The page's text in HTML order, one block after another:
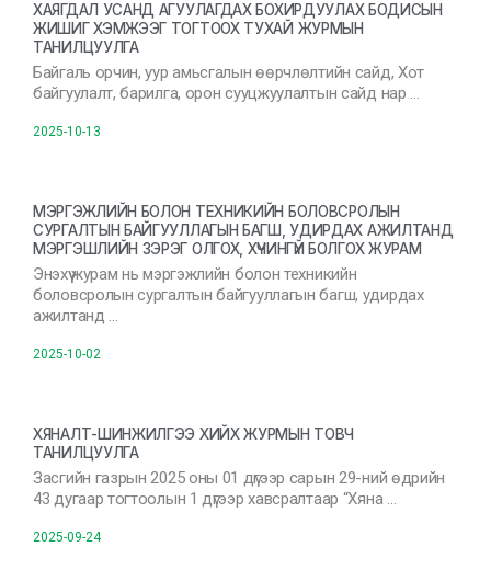
ХАЯГДАЛ УСАНД АГУУЛАГДАХ БОХИРДУУЛАХ БОДИСЫН
ЖИШИГ ХЭМЖЭЭГ ТОГТООХ ТУХАЙ ЖУРМЫН
ТАНИЛЦУУЛГА
Байгаль орчин, уур амьсгалын өөрчлөлтийн сайд, Хот
байгуулалт, барилга, орон сууцжуулалтын сайд нар …
2025-10-13
МЭРГЭЖЛИЙН БОЛОН ТЕХНИКИЙН БОЛОВСРОЛЫН
СУРГАЛТЫН БАЙГУУЛЛАГЫН БАГШ, УДИРДАХ АЖИЛТАНД
МЭРГЭШЛИЙН ЗЭРЭГ ОЛГОХ, ХҮЧИНГҮЙ БОЛГОХ ЖУРАМ
Энэхүү журам нь мэргэжлийн болон техникийн
боловсролын сургалтын байгууллагын багш, удирдах
ажилтанд …
2025-10-02
ХЯНАЛТ-ШИНЖИЛГЭЭ ХИЙХ ЖУРМЫН ТОВЧ
ТАНИЛЦУУЛГА
Засгийн газрын 2025 оны 01 дүгээр сарын 29-ний өдрийн
43 дугаар тогтоолын 1 дүгээр хавсралтаар “Хяна …
2025-09-24